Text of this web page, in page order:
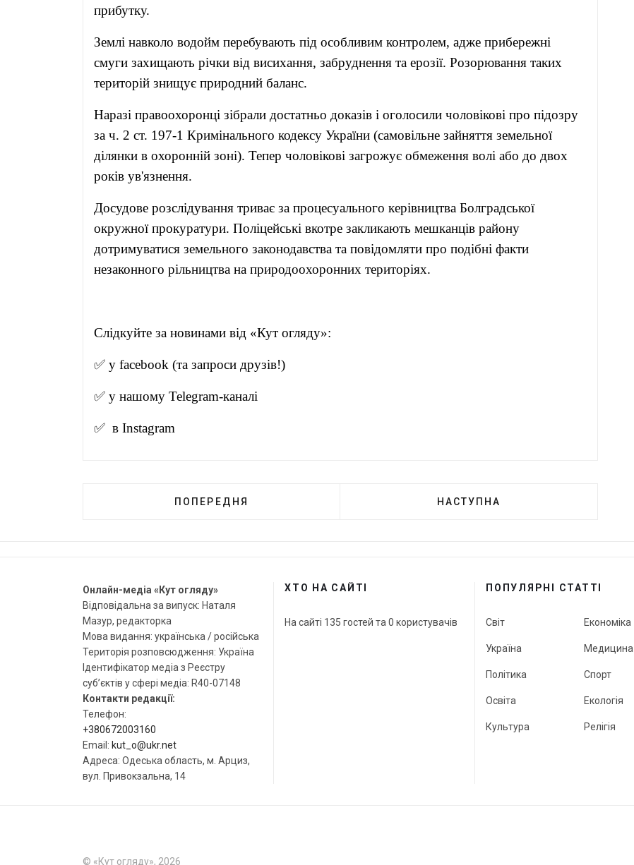
прибутку.
Землі навколо водойм перебувають під особливим контролем, адже прибережні
смуги захищають річки від висихання, забруднення та ерозії. Розорювання таких
територій знищує природний баланс.
Наразі правоохоронці зібрали достатньо доказів і оголосили чоловікові про підозру
за ч. 2 ст. 197-1 Кримінального кодексу України (самовільне зайняття земельної
ділянки в охоронній зоні). Тепер чоловікові загрожує обмеження волі або до двох
років ув'язнення.
Досудове розслідування триває за процесуального керівництва Болградської
окружної прокуратури. Поліцейські вкотре закликають мешканців району
дотримуватися земельного законодавства та повідомляти про подібні факти
незаконного рільництва на природоохоронних територіях.
Слідкуйте за новинами від «Кут огляду»:
✅ у facebook (та запроси друзів!)
✅ у нашому Telegram-каналі
✅ в Instagram
ПОПЕРЕДНЯ НАСТУПНА
Онлайн-медіа «Кут огляду»
Відповідальна за випуск: Наталя
Мазур, редакторка
Мова видання: українська / російська
Територія розповсюдження: Україна
Ідентифікатор медіа з Реєстру
суб’єктів у сфері медіа: R40-07148
Контакти редакції:
Телефон:
+380672003160
Email: kut_o@ukr.net
Адреса: Одеська область, м. Арциз,
вул. Привокзальна, 14
ХТО НА САЙТІ
На сайті 135 гостей та 0 користувачів
ПОПУЛЯРНІ СТАТТІ
Світ
Україна
Політика
Освіта
Культура
Економіка
Медицина
Спорт
Екологія
Релігія
© «Кут огляду», 2026